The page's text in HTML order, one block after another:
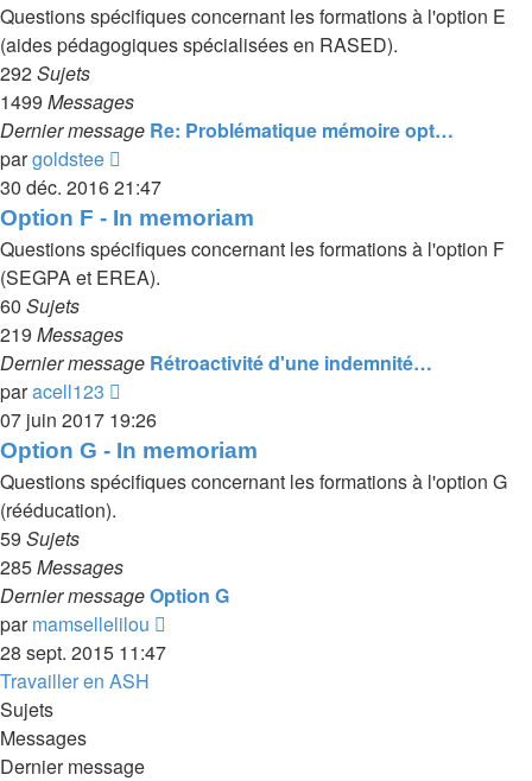
message
Questions spécifiques concernant les formations à l'option E
(aides pédagogiques spécialisées en RASED).
292Sujets
1499 Messages
Dernier message Re: Problématique mémoire opt…
pargoldstee
le
dernier
message
30 déc. 2016 21:47
Option F - In memoriam
Questions spécifiques concernant les formations à l'option F
(SEGPA et EREA).
60 Sujets
219 Messages
Dernier message Rétroactivité d'une indemnité…
paracell123
le
dernier
message
07 juin 2017 19:26
Option G - In memoriam
Questions spécifiques concernant les formations à l'option G
(rééducation).
59 Sujets
285Messages
Dernier messageOption G
parmamsellelilou
le
28 sept. 2015 11:47
Travailler en ASH
Sujets
Messages
Dernier message